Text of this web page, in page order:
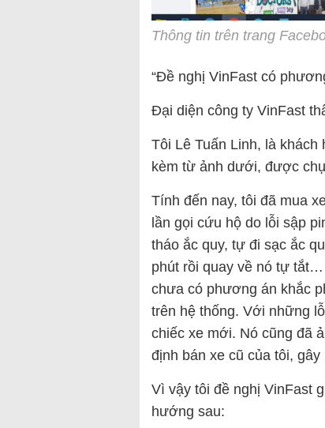
Thông tin trên trang
“Đề nghị VinFast có
Đại diện công ty VinFast
Tôi Lê Tuấn Linh, là
kèm từ ảnh dưới, được
Tính đến nay, tôi đã mua
lần gọi cứu hộ do lỗi sập
tháo ắc quy, tự đi sạc ắc
phút rồi quay về nó tự
chưa có phương án khắc
trên hệ thống. Với những
chiếc xe mới. Nó cũng đã
định bán xe cũ của tôi,
Vì vậy tôi đề nghị VinFast
hướng sau: